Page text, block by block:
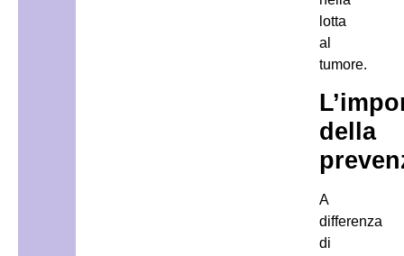
lotta
al
tumore.
della
A
differenza
di